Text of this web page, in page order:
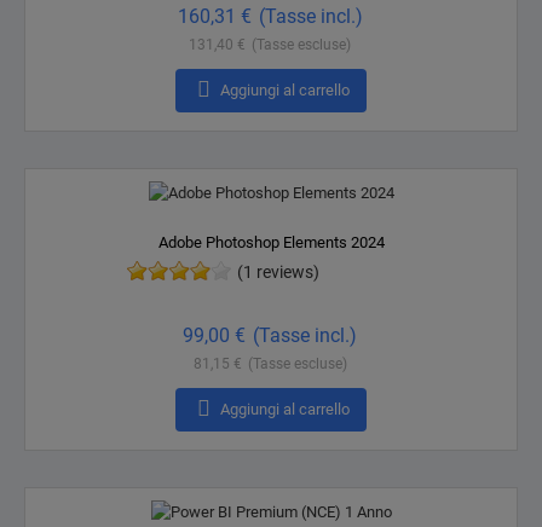
160,31 € (Tasse incl.)
131,40 € (Tasse escluse)
 Aggiungi al carrello
Adobe Photoshop Elements 2024
(1 reviews)
99,00 € (Tasse incl.)
81,15 € (Tasse escluse)
 Aggiungi al carrello